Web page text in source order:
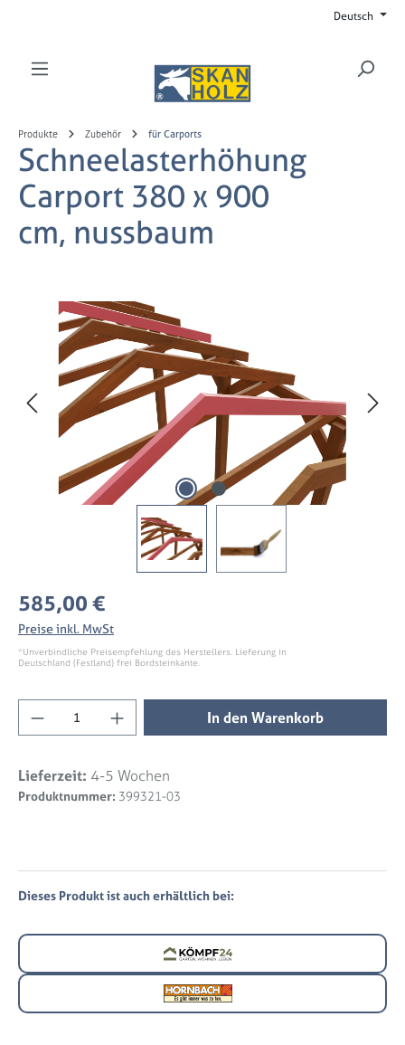
Produkte Zubehör für Carports
Schneelasterhöhung
Carport 380 x 900
cm, nussbaum
Bildergalerie überspringen
Regulärer Preis:
585,00 €
Preise inkl. MwSt
*Unverbindliche Preisempfehlung des Herstellers. Lieferung in
Deutschland (Festland) frei Bordsteinkante.
Produkt Anzahl: Gib den gewünschten
In den Warenkorb
Lieferzeit: 4-5 Wochen
Produktnummer: 399321-03
Dieses Produkt ist auch erhältlich bei:
Deutsch